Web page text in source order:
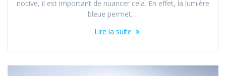
nocive, il est important de nuancer cela. En effet, la lumière
bleue permet,…
Lire la suite